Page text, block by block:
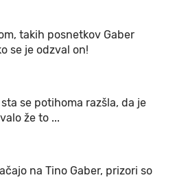
takih posnetkov Gaber
se je odzval on!
se potihoma razšla, da je
že to ...
na Tino Gaber, prizori so